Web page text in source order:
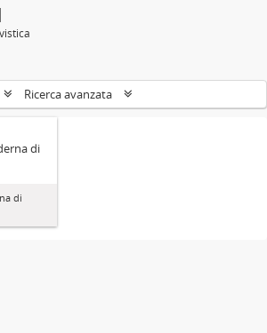
Ricerca avanzata
di
di